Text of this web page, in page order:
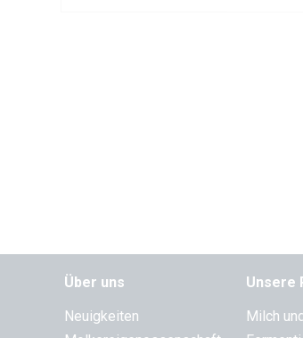
Über uns
Neuigkeiten
Unsere
Milch